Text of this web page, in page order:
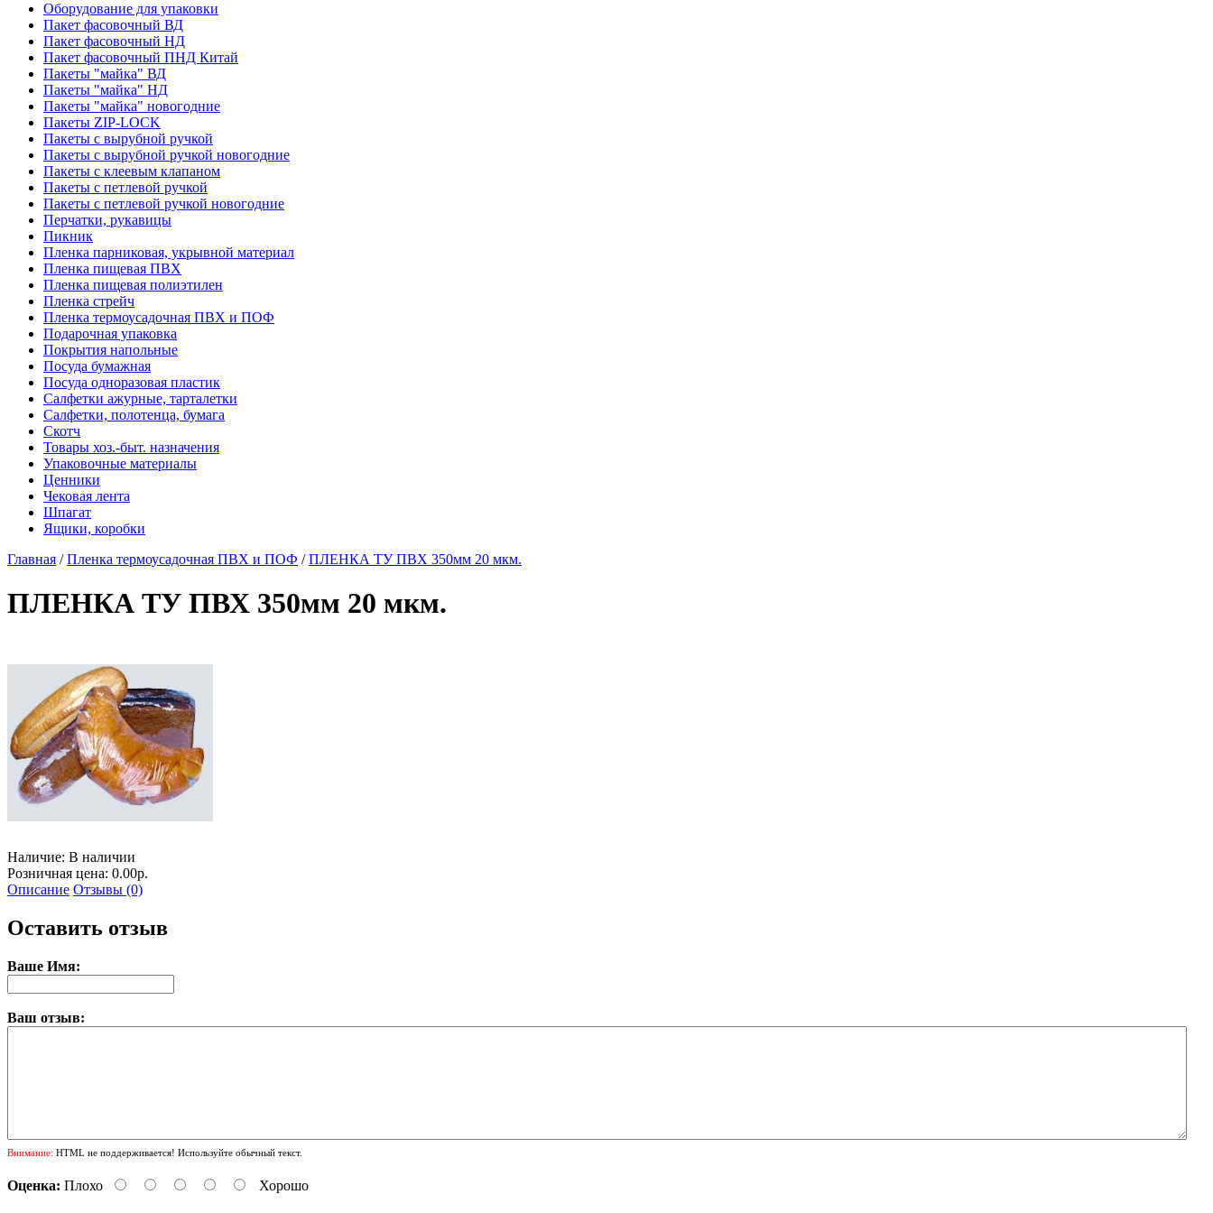
Оборудование для упаковки
Пакет фасовочный ВД
Пакет фасовочный НД
Пакет фасовочный ПНД Китай
Пакеты "майка" ВД
Пакеты "майка" НД
Пакеты "майка" новогодние
Пакеты ZIP-LOCK
Пакеты с вырубной ручкой
Пакеты с вырубной ручкой новогодние
Пакеты с клеевым клапаном
Пакеты с петлевой ручкой
Пакеты с петлевой ручкой новогодние
Перчатки, рукавицы
Пикник
Пленка парниковая, укрывной материал
Пленка пищевая ПВХ
Пленка пищевая полиэтилен
Пленка стрейч
Пленка термоусадочная ПВХ и ПОФ
Подарочная упаковка
Покрытия напольные
Посуда бумажная
Посуда одноразовая пластик
Салфетки ажурные, тарталетки
Салфетки, полотенца, бумага
Скотч
Товары хоз.-быт. назначения
Упаковочные материалы
Ценники
Чековая лента
Шпагат
Ящики, коробки
Главная /Пленка термоусадочная ПВХ и ПОФ /ПЛЕНКА ТУ ПВХ 350мм 20 мкм.
ПЛЕНКА ТУ ПВХ 350мм 20 мкм.
Наличие: В наличии
Розничная цена: 0.00р.
Описание Отзывы (0)
Оставить отзыв
Ваше Имя:
Ваш отзыв:
Внимание: HTML не поддерживается! Используйте обычный текст.
Оценка: Плохо Хорошо